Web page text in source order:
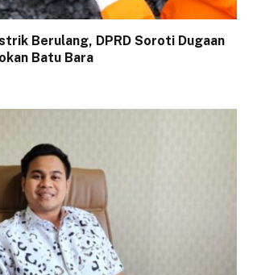
Berulang, DPRD Soroti Dugaan
Batu Bara